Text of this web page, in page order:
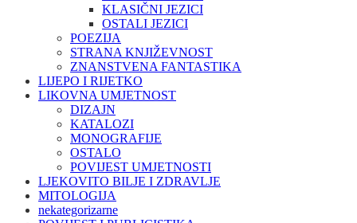
KLASIČNI JEZICI
OSTALI JEZICI
POEZIJA
STRANA KNJIŽEVNOST
ZNANSTVENA FANTASTIKA
LIJEPO I RIJETKO
LIKOVNA UMJETNOST
DIZAJN
KATALOZI
MONOGRAFIJE
OSTALO
POVIJEST UMJETNOSTI
LJEKOVITO BILJE I ZDRAVLJE
MITOLOGIJA
nekategorizarne